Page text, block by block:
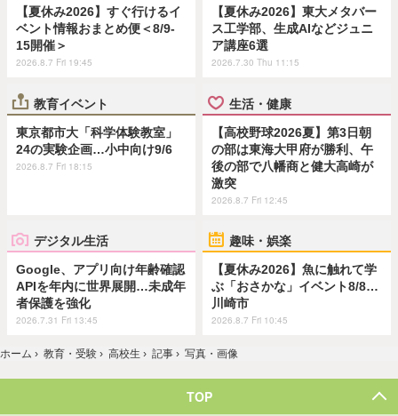
【夏休み2026】すぐ行けるイ
ベント情報おまとめ便＜8/9-
15開催＞
2026.8.7 Fri 19:45
【夏休み2026】東大メタバー
ス工学部、生成AIなどジュニ
ア講座6選
2026.7.30 Thu 11:15
教育イベント
東京都市大「科学体験教室」
24の実験企画…小中向け9/6
2026.8.7 Fri 18:15
生活・健康
【高校野球2026夏】第3日朝
の部は東海大甲府が勝利、午
後の部で八幡商と健大高崎が
激突
2026.8.7 Fri 12:45
デジタル生活
Google、アプリ向け年齢確認
APIを年内に世界展開…未成年
者保護を強化
2026.7.31 Fri 13:45
趣味・娯楽
【夏休み2026】魚に触れて学
ぶ「おさかな」イベント8/8…
川崎市
2026.8.7 Fri 10:45
ホーム › 教育・受験 › 高校生 › 記事 › 写真・画像
TOP